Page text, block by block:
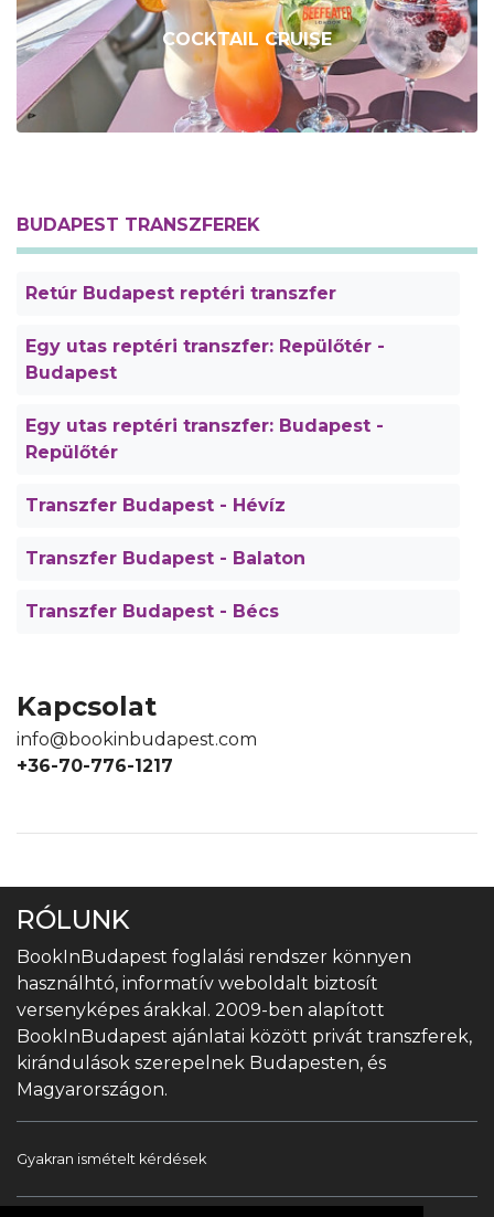
COCKTAIL CRUISE
BUDAPEST TRANSZFEREK
Retúr Budapest reptéri transzfer
Egy utas reptéri transzfer: Repülőtér -
Budapest
Egy utas reptéri transzfer: Budapest -
Repülőtér
Transzfer Budapest - Hévíz
Transzfer Budapest - Balaton
Transzfer Budapest - Bécs
Kapcsolat
info@bookinbudapest.com
+36-70-776-1217
RÓLUNK
BookInBudapest foglalási rendszer könnyen
használhtó, informatív weboldalt biztosít
versenyképes árakkal. 2009-ben alapított
BookInBudapest ajánlatai között privát transzferek,
kirándulások szerepelnek Budapesten, és
Magyarországon.
Gyakran ismételt kérdések